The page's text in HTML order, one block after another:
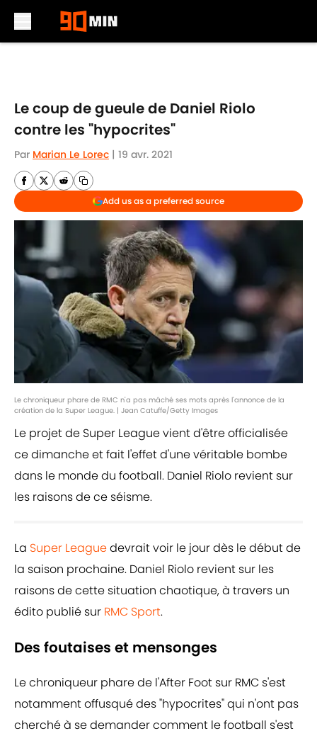
Le coup de gueule de Daniel Riolo
contre les "hypocrites"
Par Marian Le Lorec | 19 avr. 2021
Add us as a preferred source
Le chroniqueur phare de RMC n'a pas mâché ses mots après l'annonce de la
création de la Super League. | Jean Catuffe/Getty Images
Le projet de Super League vient d'être officialisée
ce dimanche et fait l'effet d'une véritable bombe
dans le monde du football. Daniel Riolo revient sur
les raisons de ce séisme.
La Super Leaguedevrait voir le jour dès le début de
la saison prochaine. Daniel Riolo revient sur les
raisons de cette situation chaotique, à travers un
édito publié sur RMC Sport.
Des foutaises et mensonges
Le chroniqueur phare de l'After Foot sur RMC s'est
notamment offusqué des "hypocrites" qui n'ont pas
cherché à se demander comment le football s'est